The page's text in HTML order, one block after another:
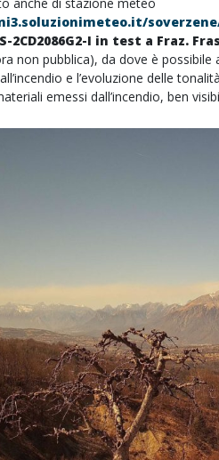
anche di stazione meteo
2CD2086G2-I in test a Fraz.
non pubblica), da dove è
e l’evoluzione delle
emessi dall’incendio, ben